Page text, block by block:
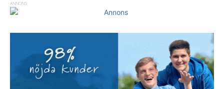
ANNONS